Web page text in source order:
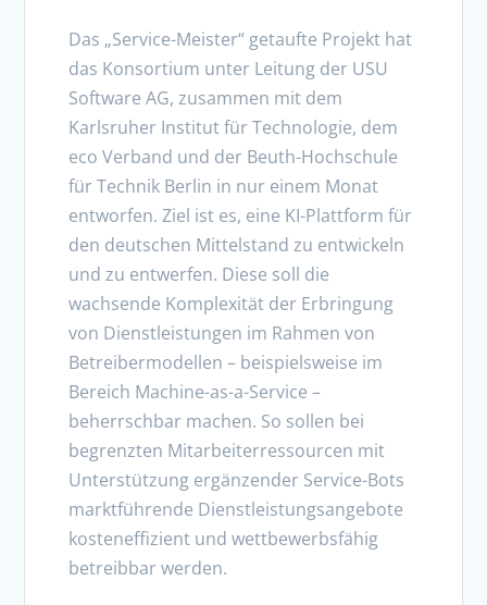
Das „Service-Meister“ getaufte Projekt hat
das Konsortium unter Leitung der USU
Software AG, zusammen mit dem
Karlsruher Institut für Technologie, dem
eco Verband und der Beuth-Hochschule
für Technik Berlin in nur einem Monat
entworfen. Ziel ist es, eine KI-Plattform für
den deutschen Mittelstand zu entwickeln
und zu entwerfen. Diese soll die
wachsende Komplexität der Erbringung
von Dienstleistungen im Rahmen von
Betreibermodellen – beispielsweise im
Bereich Machine-as-a-Service –
beherrschbar machen. So sollen bei
begrenzten Mitarbeiterressourcen mit
Unterstützung ergänzender Service-Bots
marktführende Dienstleistungsangebote
kosteneffizient und wettbewerbsfähig
betreibbar werden.